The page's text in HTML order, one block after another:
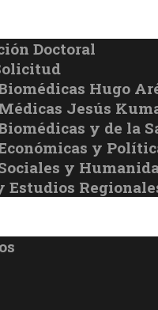
Doctoral
Hugo
Jesús
y de la
y
y
Estudios